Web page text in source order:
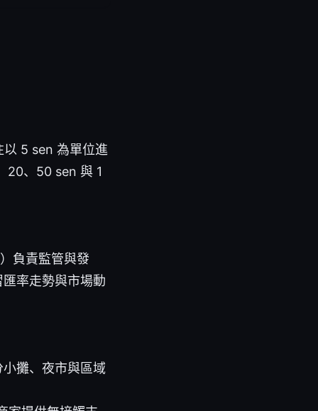
以 5 sen 為單位進
20、50 sen 與 1
負責監管與發
率走勢與市場動
攤、夜市與區域